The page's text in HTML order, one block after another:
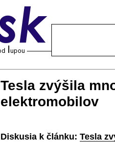
Tesla zvýšila
elektromobilov
Diskusia k článku: Tesla